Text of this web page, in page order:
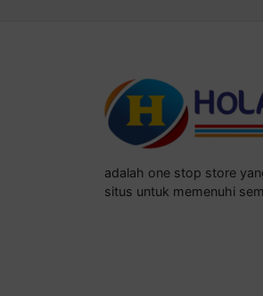
adalah one stop store
situs untuk memenuhi